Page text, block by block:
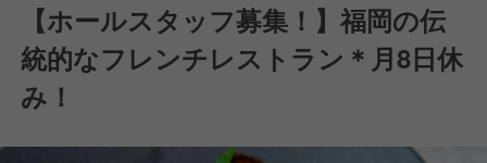
【ホールスタッフ募集！】福岡の伝
統的なフレンチレストラン＊月8日休
み！